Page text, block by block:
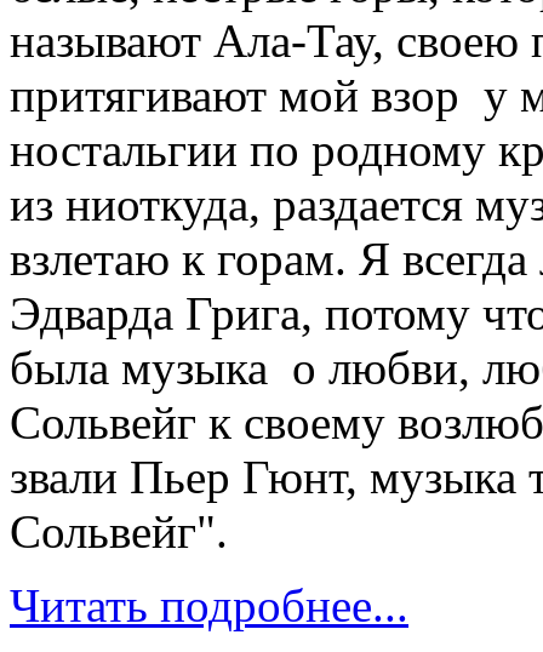
называют Ала-Тау, своею
притягивают мой взор у
ностальгии по родному
из ниоткуда, раздается
взлетаю к горам. Я
Эдварда Грига, потому
была музыка о любви,
Сольвейг к своему
звали Пьер Гюнт, музыка
Сольвейг".
Читать подробнее...